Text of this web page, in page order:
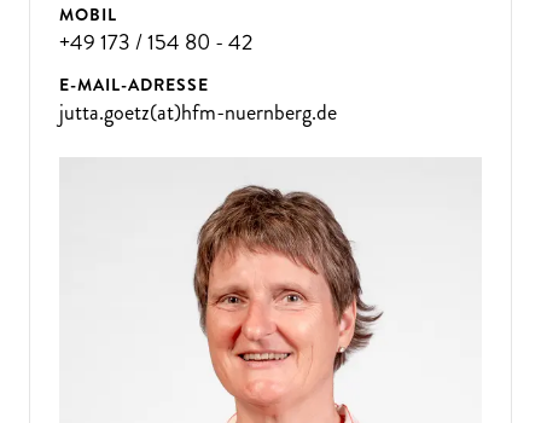
MOBIL
+49 173 / 154 80 - 42
E-MAIL-ADRESSE
jutta.goetz(at)hfm-nuernberg.de